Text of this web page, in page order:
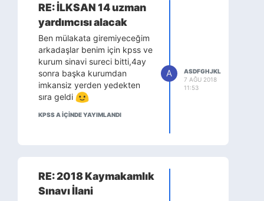
RE: İLKSAN 14 uzman
yardımcısı alacak
Ben mülakata giremiyeceğim
arkadaşlar benim için kpss ve
kurum sinavi sureci bitti,4ay
sonra başka kurumdan
imkansiz yerden yedekten
sıra geldi
KPSS A IÇINDE YAYIMLANDI
A
ASDFGHJKL
7 AĞU 2018
11:53
RE: 2018 Kaymakamlık
Sınavı İlani